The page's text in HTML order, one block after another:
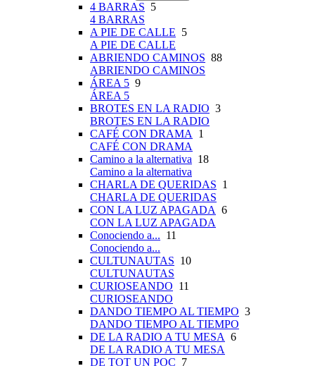
4 BARRAS 5
4 BARRAS
A PIE DE CALLE 5
A PIE DE CALLE
ABRIENDO CAMINOS 88
ABRIENDO CAMINOS
ÁREA 5 9
ÁREA 5
BROTES EN LA RADIO 3
BROTES EN LA RADIO
CAFÉ CON DRAMA
1
CAFÉ CON DRAMA
Camino a la alternativa 18
Camino a la alternativa
CHARLA DE QUERIDAS 1
CHARLA DE QUERIDAS
CON LA LUZ APAGADA 6
CON LA LUZ APAGADA
Conociendo a... 11
Conociendo a...
CULTUNAUTAS 10
CULTUNAUTAS
CURIOSEANDO 11
CURIOSEANDO
DANDO TIEMPO AL TIEMPO 3
DANDO TIEMPO AL TIEMPO
DE LA RADIO A TU MESA 6
DE LA RADIO A TU MESA
DE TOT UN POC 7